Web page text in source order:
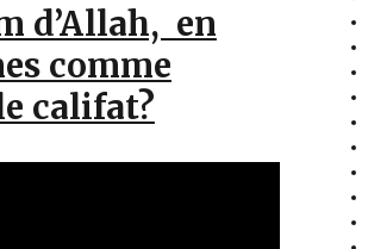
d’Allah, en
comme
califat?